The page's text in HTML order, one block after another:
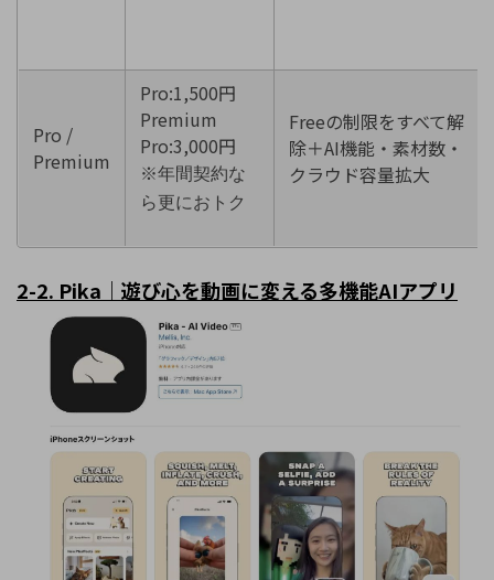
Pro /
Premium
Pro:1,500円
Premium
Pro:3,000円
※年間契約な
ら更におトク
Freeの制限をすべて解
除＋AI機能・素材数・
クラウド容量拡大
2-2. Pika ｜遊び心を動画に変える多機能AIアプリ